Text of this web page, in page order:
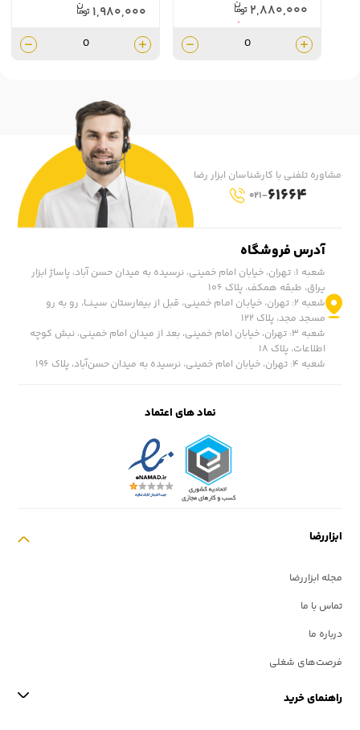
۲,۸۸۰,۰۰۰
۲,۵۹۲,۰۰۰
۱,۹۸۰,۰۰۰
آدرس فروشگاه
شعبه ۱: تهران، خیابان امام خمینی، نرسیده به میدان حسن آباد، پاساژ ابزار
یراق، طبقه همکف، پلاک ۱۰۶
شعبه ۲: تهران، خیابـان امـام خمینی، قبل از بیمارستان سیـنــا، رو به رو
مسجد مجد، پلاک ۱۲۲
شعبه ۳: تهران، خیابان امام خمینی، بعد از میدان امام خمینی، نبش کوچه
اطلاعات، پلاک ۱۸
شعبه ۴: تهران، خیابان امام خمینی، نرسیده به میدان حسن‌آباد، پلاک ١۹۶
مشاوره تلفنی با کارشناسان ابزار رضا
021-61664
راهنمای خرید
ابزاررضا
مجله ابزاررضا
تماس با ما
درباره ما
فرصت‌های شغلی
نماد های اعتماد